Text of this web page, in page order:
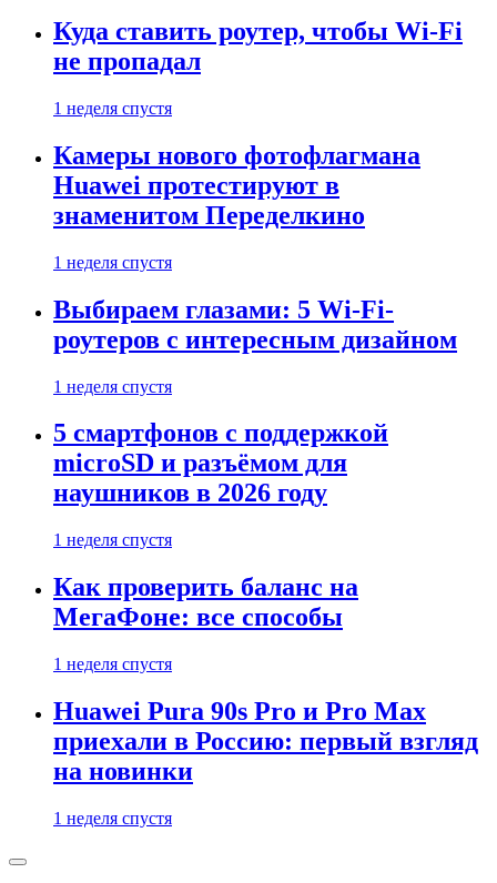
Куда ставить роутер, чтобы Wi-Fi
не пропадал
1 неделя спустя
Камеры нового фотофлагмана
Huawei протестируют в
знаменитом Переделкино
1 неделя спустя
Выбираем глазами: 5 Wi-Fi-
роутеров с интересным дизайном
1 неделя спустя
5 смартфонов с поддержкой
microSD и разъёмом для
наушников в 2026 году
1 неделя спустя
Как проверить баланс на
МегаФоне: все способы
1 неделя спустя
Huawei Pura 90s Pro и Pro Max
приехали в Россию: первый взгляд
на новинки
1 неделя спустя